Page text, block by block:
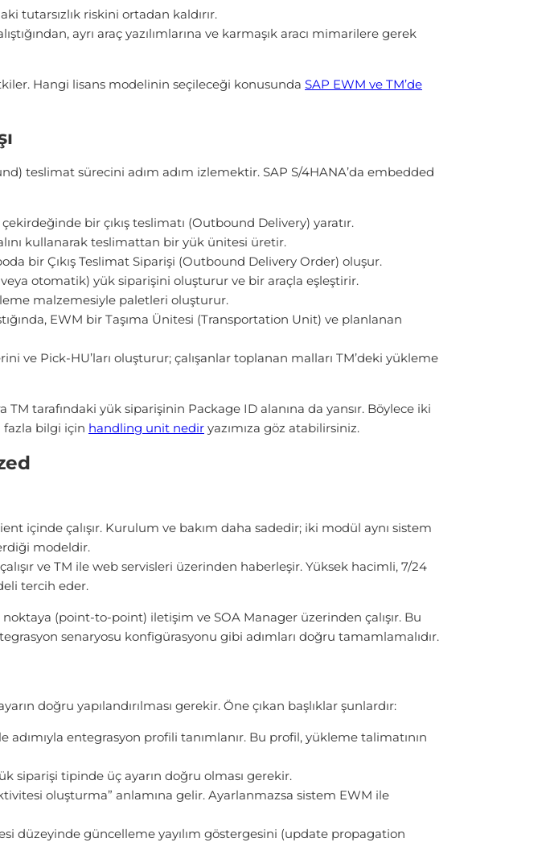
tutarsızlık riskini ortadan kaldırır.
ayrı araç yazılımlarına ve karmaşık aracı mimarilere gerek
Hangi lisans modelinin seçileceği konusunda SAP EWM ve TM’de
teslimat sürecini adım adım izlemektir. SAP S/4HANA’da embedded
bir çıkış teslimatı (Outbound Delivery) yaratır.
kullanarak teslimattan bir yük ünitesi üretir.
bir Çıkış Teslimat Siparişi (Outbound Delivery Order) oluşur.
otomatik) yük siparişini oluşturur ve bir araçla eşleştirir.
malzemesiyle paletleri oluşturur.
EWM bir Taşıma Ünitesi (Transportation Unit) ve planlanan
ve Pick-HU’ları oluşturur; çalışanlar toplanan malları TM’deki yükleme
tarafındaki yük siparişinin Package ID alanına da yansır. Böylece iki
fazla bilgi için handling unit nedir yazımıza göz atabilirsiniz.
içinde çalışır. Kurulum ve bakım daha sadedir; iki modül aynı sistem
modeldir.
ve TM ile web servisleri üzerinden haberleşir. Yüksek hacimli, 7/24
tercih eder.
(point-to-point) iletişim ve SOA Manager üzerinden çalışır. Bu
senaryosu konfigürasyonu gibi adımları doğru tamamlamalıdır.
doğru yapılandırılması gerekir. Öne çıkan başlıklar şunlardır:
entegrasyon profili tanımlanır. Bu profil, yükleme talimatının
siparişi tipinde üç ayarın doğru olması gerekir.
oluşturma” anlamına gelir. Ayarlanmazsa sistem EWM ile
düzeyinde güncelleme yayılım göstergesini (update propagation